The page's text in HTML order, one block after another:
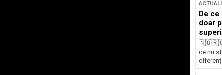
De ce
doar
🇳🇴🇷🇴
ce nu